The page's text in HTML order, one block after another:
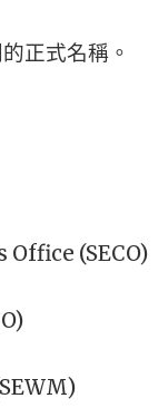
正式名稱。
(SECO)